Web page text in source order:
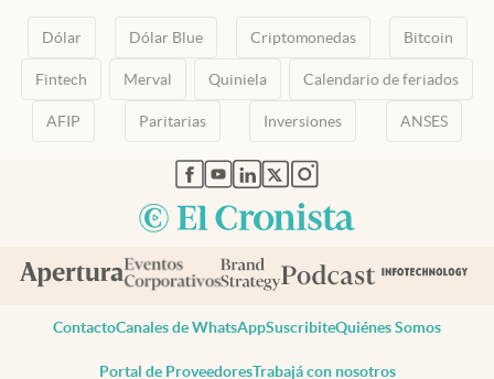
Dólar Dólar Blue Criptomonedas Bitcoin
Fintech Merval Quiniela Calendario de feriados
AFIP Paritarias Inversiones ANSES
abre en nueva pestaña
abre en nueva pestaña
abre en nueva pestaña
abre en nueva pestaña
abre en nueva pestaña
ContactoCanales de WhatsAppSuscribiteQuiénes Somos
Portal de ProveedoresTrabajá con nosotros